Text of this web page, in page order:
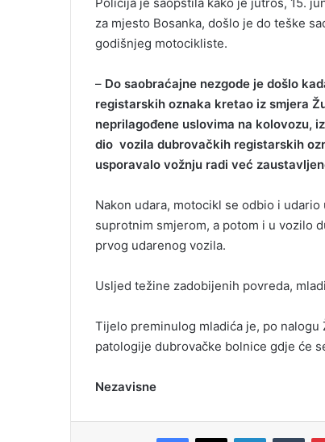
za mjesto Bosanka, došlo je do teške
godišnjeg motocikliste.
– Do saobraćajne nezgode je došlo
registarskih oznaka kretao iz smjera
neprilagođene uslovima na kolovozu,
dio vozila dubrovačkih registarskih
usporavalo vožnju radi već
Nakon udara, motocikl se odbio i
suprotnim smjerom, a potom i u vozilo
prvog udarenog vozila.
Usljed težine zadobijenih povreda,
Tijelo preminulog mladića je, po
patologije dubrovačke bolnice gdje će
Nezavisne